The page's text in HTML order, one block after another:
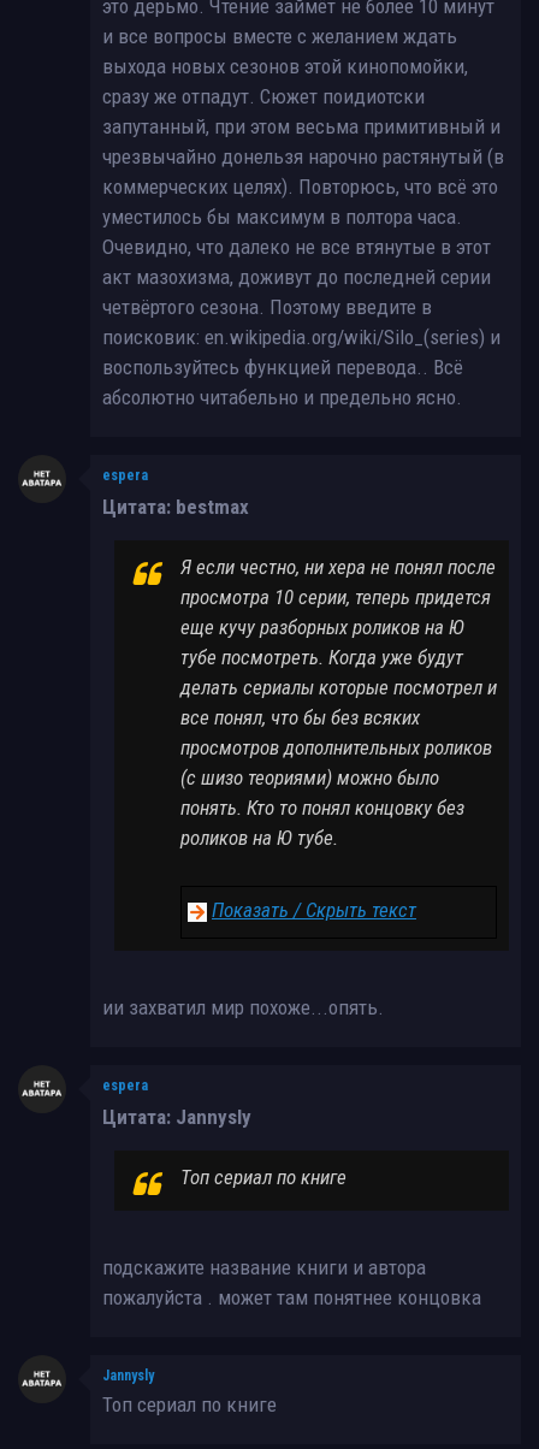
это дерьмо. Чтение займёт не более 10 минут
и все вопросы вместе с желанием ждать
выхода новых сезонов этой кинопомойки,
сразу же отпадут. Сюжет поидиотски
запутанный, при этом весьма примитивный и
чрезвычайно донельзя нарочно растянутый (в
коммерческих целях). Повторюсь, что всё это
уместилось бы максимум в полтора часа.
Очевидно, что далеко не все втянутые в этот
акт мазохизма, доживут до последней серии
четвёртого сезона. Поэтому введите в
поисковик: en.wikipedia.org/wiki/Silo_(series) и
воспользуйтесь функцией перевода.. Всё
абсолютно читабельно и предельно ясно.
espera
Цитата: bestmax
Я если честно, ни хера не понял после
просмотра 10 серии, теперь придется
еще кучу разборных роликов на Ю
тубе посмотреть. Когда уже будут
делать сериалы которые посмотрел и
все понял, что бы без всяких
просмотров дополнительных роликов
(с шизо теориями) можно было
понять. Кто то понял концовку без
роликов на Ю тубе.
Показать / Скрыть текст
ии захватил мир похоже...опять.
espera
Цитата: Jannysly
Топ сериал по книге
подскажите название книги и автора
пожалуйста . может там понятнее концовка
Jannysly
Топ сериал по книге